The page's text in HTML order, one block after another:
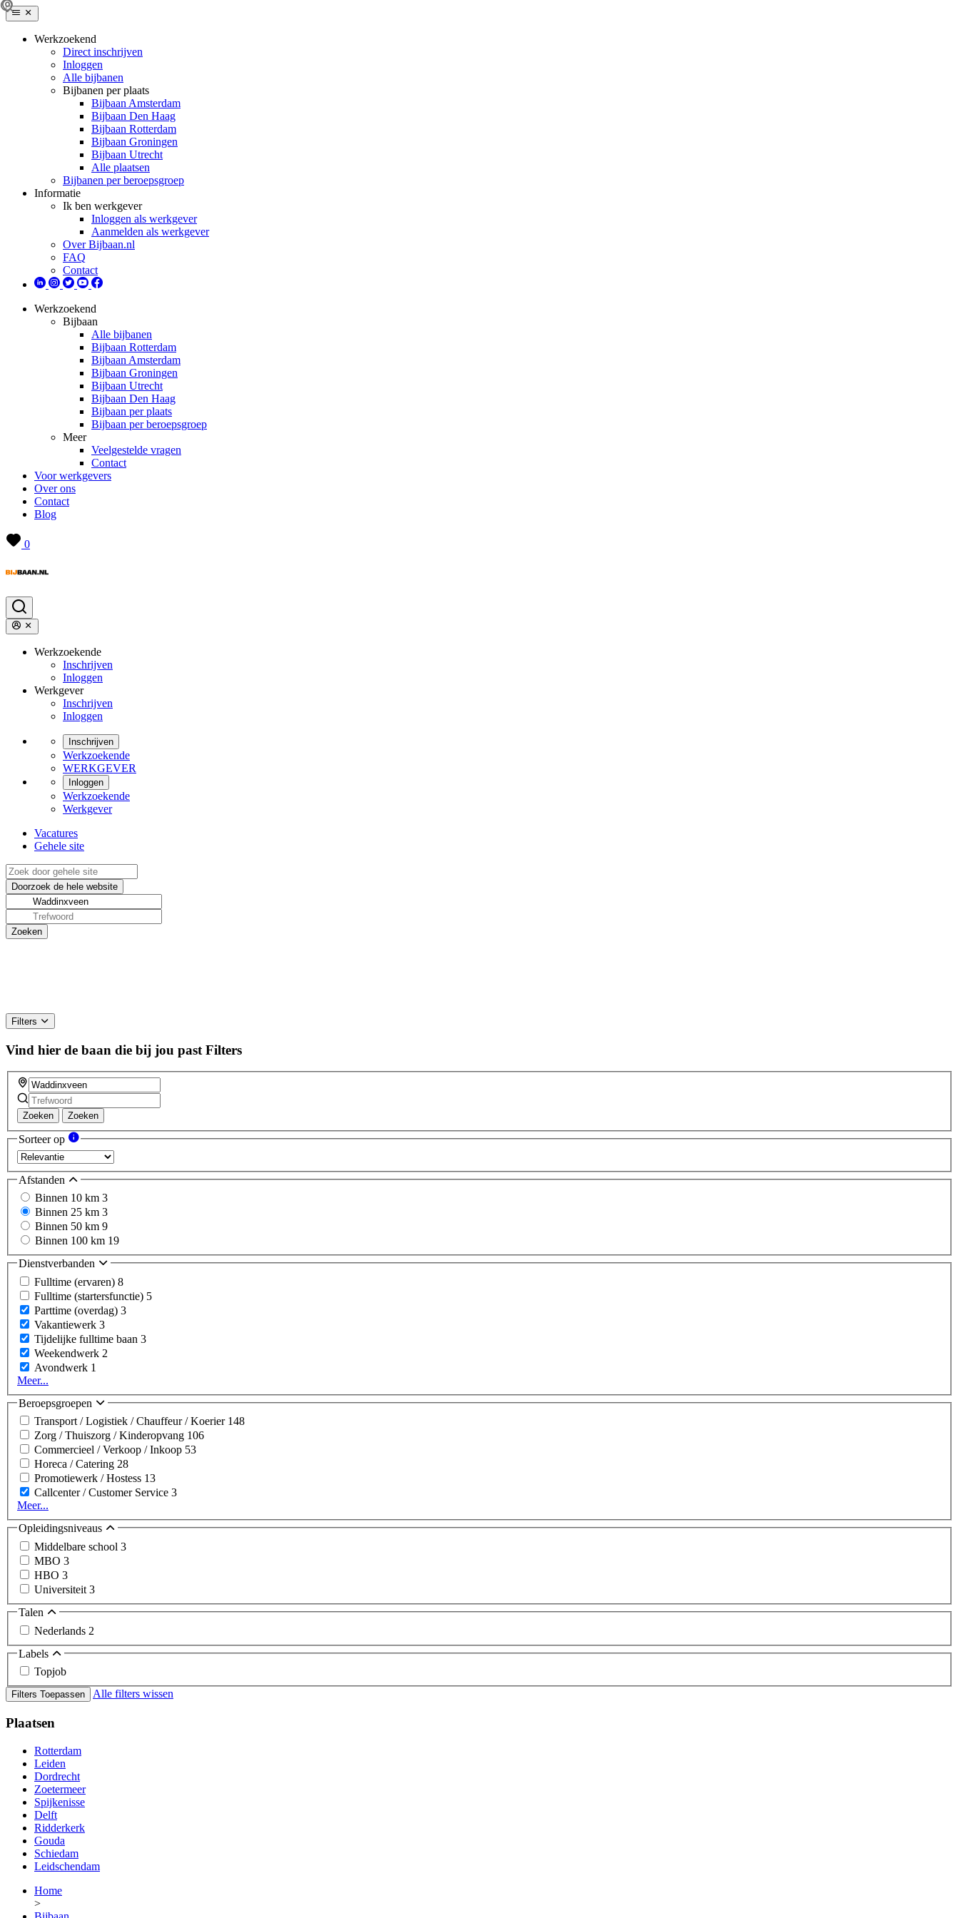
Werkzoekend
Direct inschrijven
Inloggen
Alle bijbanen
Bijbanen per plaats
Bijbaan Amsterdam
Bijbaan Den Haag
Bijbaan Rotterdam
Bijbaan Groningen
Bijbaan Utrecht
Alle plaatsen
Bijbanen per beroepsgroep
Informatie
Ik ben werkgever
Inloggen als werkgever
Aanmelden als werkgever
Over Bijbaan.nl
FAQ
Contact
Werkzoekend
Bijbaan
Alle bijbanen
Bijbaan Rotterdam
Bijbaan Amsterdam
Bijbaan Groningen
Bijbaan Utrecht
Bijbaan Den Haag
Bijbaan per plaats
Bijbaan per beroepsgroep
Meer
Veelgestelde vragen
Contact
Voor werkgevers
Over ons
Contact
Blog
0
Werkzoekende
Inschrijven
Inloggen
Werkgever
Inschrijven
Inloggen
Inschrijven
Werkzoekende
WERKGEVER
Inloggen
Werkzoekende
Werkgever
Vacatures
Gehele site
Filters
Vind hier de baan die bij jou past Filters
Zoeken Zoeken
Sorteer op
Afstanden
Binnen 10 km 3
Binnen 25 km 3
Binnen 50 km 9
Binnen 100 km 19
Dienstverbanden
Fulltime (ervaren) 8
Fulltime (startersfunctie) 5
Parttime (overdag) 3
Vakantiewerk 3
Tijdelijke fulltime baan 3
Weekendwerk 2
Avondwerk 1
Meer...
Beroepsgroepen
Transport / Logistiek / Chauffeur / Koerier 148
Zorg / Thuiszorg / Kinderopvang 106
Commercieel / Verkoop / Inkoop 53
Horeca / Catering 28
Promotiewerk / Hostess 13
Callcenter / Customer Service 3
Meer...
Opleidingsniveaus
Middelbare school 3
MBO 3
HBO 3
Universiteit 3
Talen
Nederlands 2
Labels
Topjob
Filters Toepassen Alle filters wissen
Plaatsen
Rotterdam
Leiden
Dordrecht
Zoetermeer
Spijkenisse
Delft
Ridderkerk
Gouda
Schiedam
Leidschendam
Home
>